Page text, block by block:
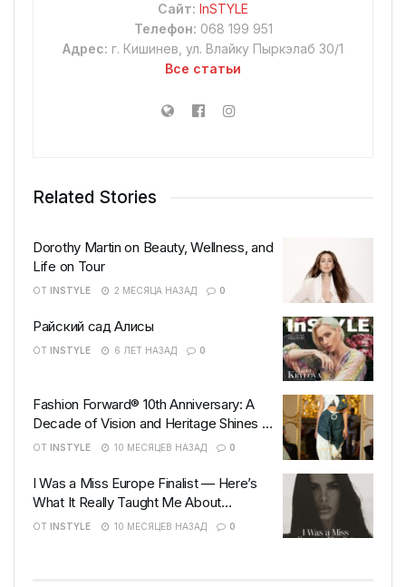
Сайт: InSTYLE
Телефон: 068 199 951
Адрес: г. Кишинев, ул. Влайку Пыркэлаб 30/1
Все статьи
Related Stories
Dorothy Martin on Beauty, Wellness, and
Life on Tour
ОТ INSTYLE 2 МЕСЯЦА НАЗАД 0
Райский сад Алисы
ОТ INSTYLE 6 ЛЕТ НАЗАД 0
Fashion Forward® 10th Anniversary: A
Decade of Vision and Heritage Shines at
Hôtel Le Marois, Paris
ОТ INSTYLE 10 МЕСЯЦЕВ НАЗАД 0
I Was a Miss Europe Finalist — Here’s
What It Really Taught Me About
Confidence
ОТ INSTYLE 10 МЕСЯЦЕВ НАЗАД 0